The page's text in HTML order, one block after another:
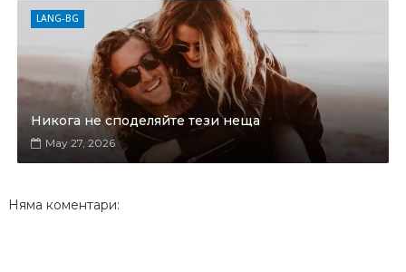
LANG-BG
Никога не споделяйте тези неща
May 27, 2026
Няма коментари: